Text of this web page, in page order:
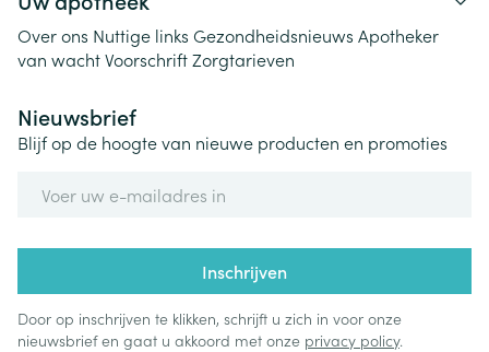
Over ons Nuttige links Gezondheidsnieuws Apotheker
van wachtVoorschriftZorgtarieven
Nieuwsbrief
Blijf op de hoogte van nieuwe producten en promoties
Inschrijven
Door op inschrijven te klikken, schrijft u zich in voor onze
nieuwsbrief en gaat u akkoord met onze privacy policy.